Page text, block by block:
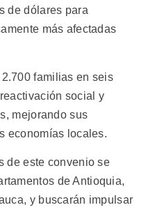
de dólares para
más afectadas
familias en seis
social y
mejorando sus
economías locales.
de este convenio se
de Antioquia,
y buscarán impulsar